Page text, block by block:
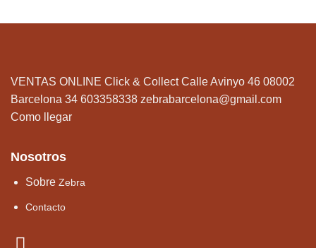
VENTAS ONLINE Click & Collect Calle Avinyo 46 08002
Barcelona 34 603358338 zebrabarcelona@gmail.com
Como llegar
Nosotros
Sobre Zebra
Contacto